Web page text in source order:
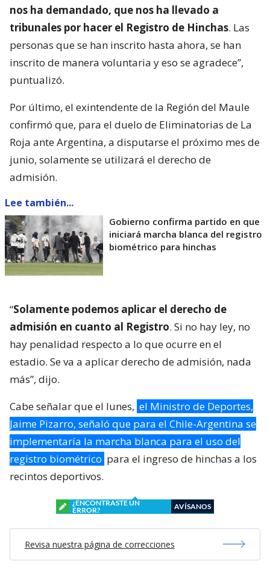
nos ha demandado, que nos ha llevado a
tribunales por hacer el Registro de Hinchas. Las
personas que se han inscrito hasta ahora, se han
inscrito de manera voluntaria y eso se agradece”,
puntualizó.
Por último, el exintendente de la Región del Maule
confirmó que, para el duelo de Eliminatorias de La
Roja ante Argentina, a disputarse el próximo mes de
junio, solamente se utilizará el derecho de
admisión.
Lee también...
Gobierno confirma partido en que
iniciará marcha blanca del registro
biométrico para hinchas
“Solamente podemos aplicar el derecho de
admisión en cuanto al Registro. Si no hay ley, no
hay penalidad respecto a lo que ocurre en el
estadio. Se va a aplicar derecho de admisión, nada
más”, dijo.
Cabe señalar que el lunes, el Ministro de Deportes,
Jaime Pizarro, señaló que para el Chile-Argentina se
implementaría la marcha blanca para el uso del
registro biométrico para el ingreso de hinchas a los
recintos deportivos.
¿ENCONTRASTE UN
ERROR?
AVÍSANOS
Revisa nuestra página de correcciones